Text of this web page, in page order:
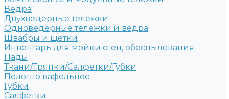
Ведра
Двухведерные тележки
Одноведерные тележки и ведра
Швабры и щетки
Инвентарь для мойки стен, обеспылевания
Пады
Ткани/Тряпки/Салфетки/Губки
Полотно вафельное
Губки
Салфетки